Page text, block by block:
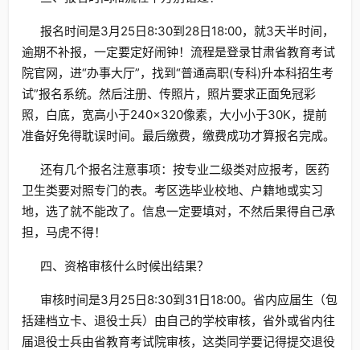
报名时间是3月25日8:30到28日18:00，就3天半时间，
逾期不补报，一定要定好闹钟！流程是登录甘肃省教育考试
院官网，进“办事大厅”，找到“普通高职(专科)升本科招生考
试”报名系统。然后注册、传照片，照片要求正面免冠彩
照，白底，宽高小于240×320像素，大小小于30K，提前
准备好免得耽误时间。最后缴费，缴费成功才算报名完成。
还有几个报名注意事项：按专业二级类对应报考，医药
卫生类要对照专门的表。考区选毕业校地、户籍地或实习
地，选了就不能改了。信息一定要填对，不然后果得自己承
担，马虎不得！
四、资格审核什么时候出结果？
审核时间是3月25日8:30到31日18:00。省内应届生（包
括建档立卡、退役士兵）由自己的学校审核，省外或省内往
届退役士兵由省教育考试院审核，这类同学要记得提交退役